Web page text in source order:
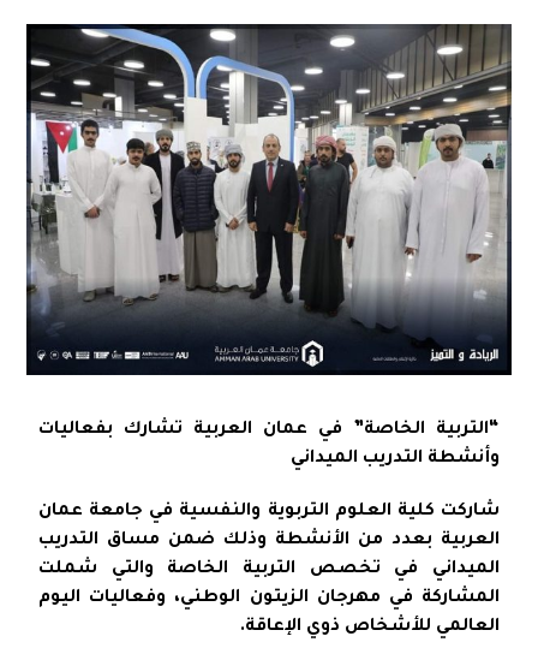
“التربية الخاصة” في عمان العربية تشارك بفعاليات
وأنشطة التدريب الميداني
شاركت كلية العلوم التربوية والنفسية في جامعة عمان
العربية بعدد من الأنشطة وذلك ضمن مساق التدريب
الميداني في تخصص التربية الخاصة والتي شملت
المشاركة في مهرجان الزيتون الوطني، وفعاليات اليوم
العالمي للأشخاص ذوي الإعاقة.